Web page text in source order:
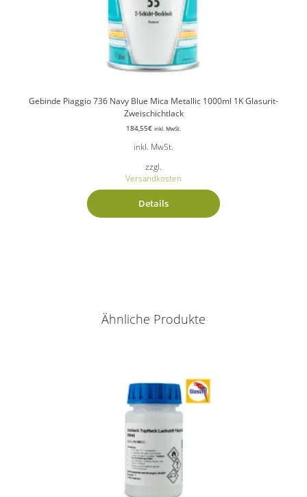
Gebinde Piaggio 736 Navy Blue Mica Metallic 1000ml 1K Glasurit-
Zweischichtlack
184,55€ inkl. MwSt.
inkl. MwSt.
zzgl.
Versandkosten
Details
Ähnliche Produkte